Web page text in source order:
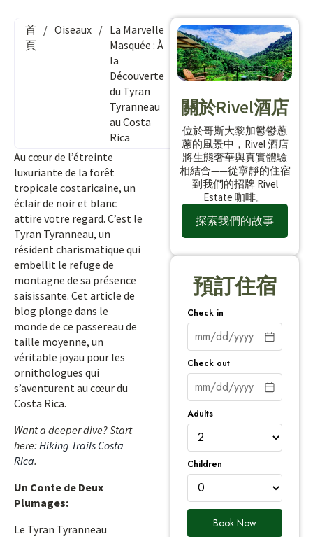
首
頁
/ Oiseaux / La Marvelle
Masquée : À
la
Découverte
du Tyran
Tyranneau
au Costa
Rica
Au cœur de l’étreinte
luxuriante de la forêt
tropicale costaricaine, un
éclair de noir et blanc
attire votre regard. C’est le
Tyran Tyranneau, un
résident charismatique qui
embellit le refuge de
montagne de sa présence
saisissante. Cet article de
blog plonge dans le
monde de ce passereau de
taille moyenne, un
véritable joyau pour les
ornithologues qui
s’aventurent au cœur du
Costa Rica.
Want a deeper dive? Start
here: Hiking Trails Costa
Rica.
Un Conte de Deux
Plumages:
Le Tyran Tyranneau
關於Rivel酒店
位於哥斯大黎加鬱鬱蔥
蔥的風景中，Rivel 酒店
將生態奢華與真實體驗
相結合——從寧靜的住宿
到我們的招牌 Rivel
Estate 咖啡。
探索我們的故事
預訂住宿
Check in
Check out
Adults
Children
Book Now